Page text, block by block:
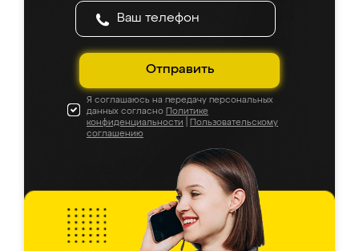
Отправить
Я соглашаюсь на передачу персональных
данных согласно Политике
конфиденциальности
Пользовательскому
соглашению